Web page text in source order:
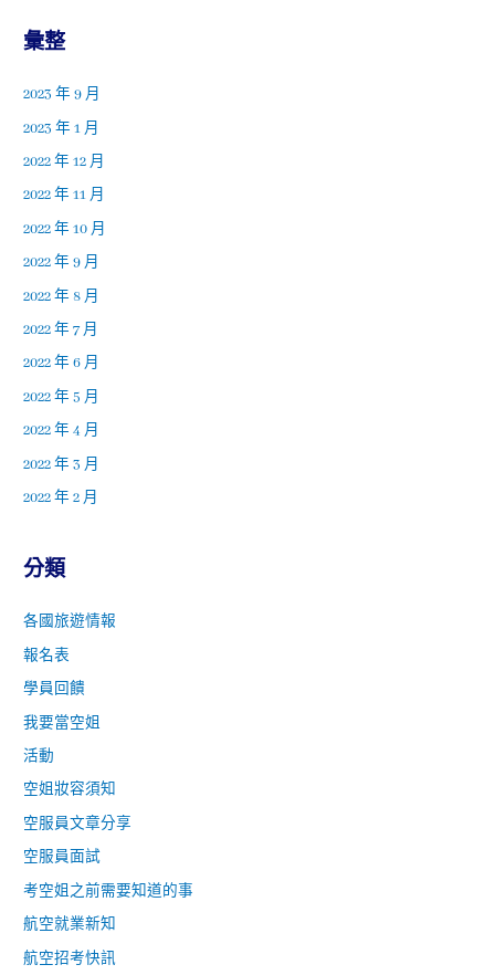
彙整
2023 年 9 月
2023 年 1 月
2022 年 12 月
2022 年 11 月
2022 年 10 月
2022 年 9 月
2022 年 8 月
2022 年 7 月
2022 年 6 月
2022 年 5 月
2022 年 4 月
2022 年 3 月
2022 年 2 月
分類
各國旅遊情報
報名表
學員回饋
我要當空姐
活動
空姐妝容須知
空服員文章分享
空服員面試
考空姐之前需要知道的事
航空就業新知
航空招考快訊